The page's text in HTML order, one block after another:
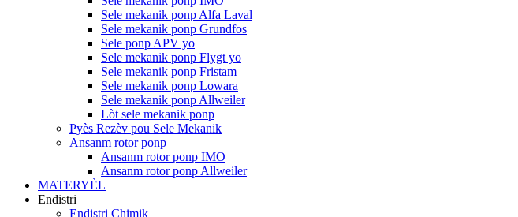
Sele mekanik ponp Alfa Laval
Sele mekanik ponp Grundfos
Sele ponp APV yo
Sele mekanik ponp Flygt yo
Sele mekanik ponp Fristam
Sele mekanik ponp Lowara
Sele mekanik ponp Allweiler
Lòt sele mekanik ponp
Pyès Rezèv pou Sele Mekanik
Ansanm rotor ponp
Ansanm rotor ponp IMO
Ansanm rotor ponp Allweiler
MATERYÈL
Endistri
Endistri Chimik